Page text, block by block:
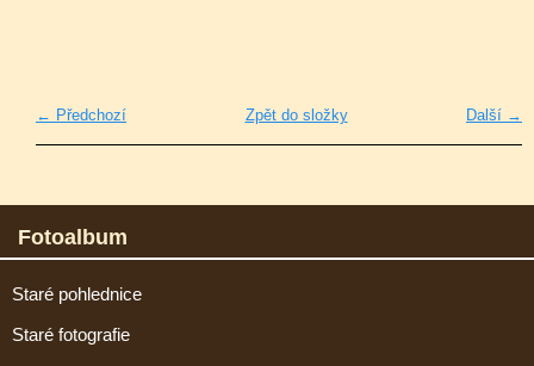
← Předchozí Další →
Zpět do složky
Fotoalbum
Staré pohlednice
Staré fotografie